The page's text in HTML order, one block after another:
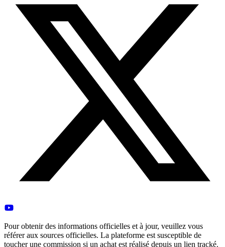
Pour obtenir des informations officielles et à jour, veuillez vous
référer aux sources officielles. La plateforme est susceptible de
toucher une commission si un achat est réalisé depuis un lien tracké.